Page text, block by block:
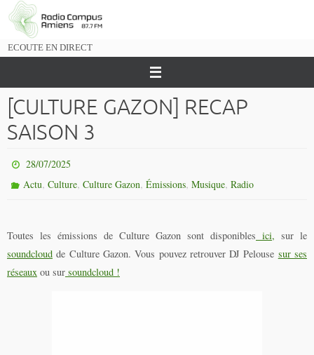
Passer
vers
ECOUTE EN DIRECT
[CULTURE GAZON] RECAP
SAISON 3
28/07/2025
Actu,Culture,Culture Gazon,Émissions,Musique,Radio
Toutes les émissions de Culture Gazon sont disponibles ici, sur le
soundcloud de Culture Gazon. Vous pouvez retrouver DJ Pelouse sur ses
réseaux ou sur soundcloud !